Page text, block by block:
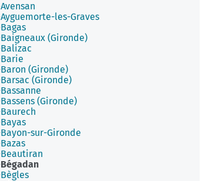
Avensan
Ayguemorte-les-Graves
Bagas
Baigneaux (Gironde)
Balizac
Barie
Baron (Gironde)
Barsac (Gironde)
Bassanne
Bassens (Gironde)
Baurech
Bayas
Bayon-sur-Gironde
Bazas
Beautiran
Bégadan
Bègles